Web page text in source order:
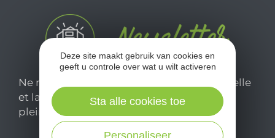
Ne manquez pas notre newsletter mensuelle
et laissez-vous inspirer pour profiter
pleinement de votre séjour en Aveyron.
Deze site maakt gebruik van cookies en
geeft u controle over wat u wilt activeren
Personaliseer
Sta alle cookies toe